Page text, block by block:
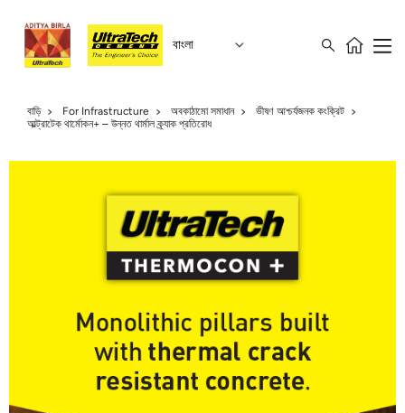
বাংলা
বাড়ি For Infrastructure অবকাঠামো সমাধান
ভীষণ আশ্চর্যজনক কংক্রিট
আল্ট্রাটেক থার্মোকন+ – উন্নত থার্মাল ক্র্যাক প্রতিরোধ